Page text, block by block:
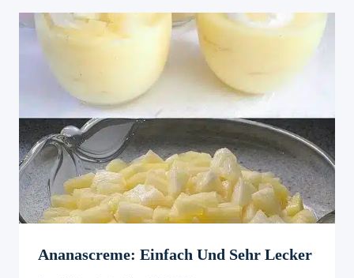
Ananascreme: Einfach Und Sehr Lecker